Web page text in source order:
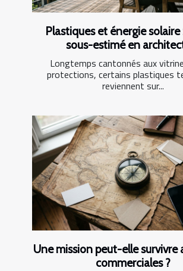
Plastiques et énergie solaire
sous-estimé en
Longtemps cantonnés aux
protections, certains plastiques
reviennent sur...
Une mission peut-elle survivre
commerciales ?